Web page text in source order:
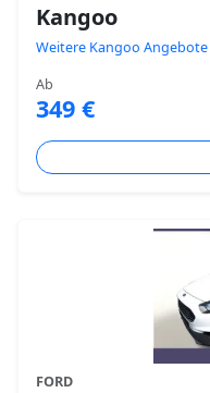
Kangoo
Weitere Kangoo Angebote
Ab
349 €
FORD